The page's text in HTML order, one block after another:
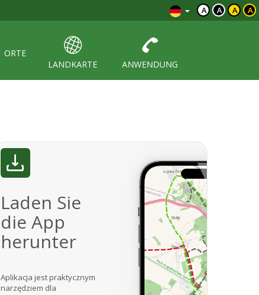
A A A A
ORTE
LANDKARTE
ANWENDUNG
Laden Sie
die App
herunter
Aplikacja jest praktycznym
narzędziem dla